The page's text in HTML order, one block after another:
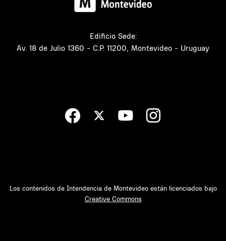
Edificio Sede:
Av. 18 de Julio 1360 - C.P. 11200, Montevideo - Uruguay
Los contenidos de Intendencia de Montevideo están licenciados bajo
Creative Commons